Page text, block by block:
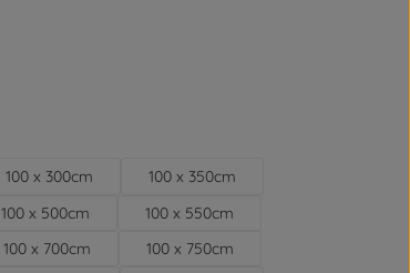
100 x 300cm
100 x 350cm
100 x 500cm
100 x 550cm
100 x 700cm
100 x 750cm